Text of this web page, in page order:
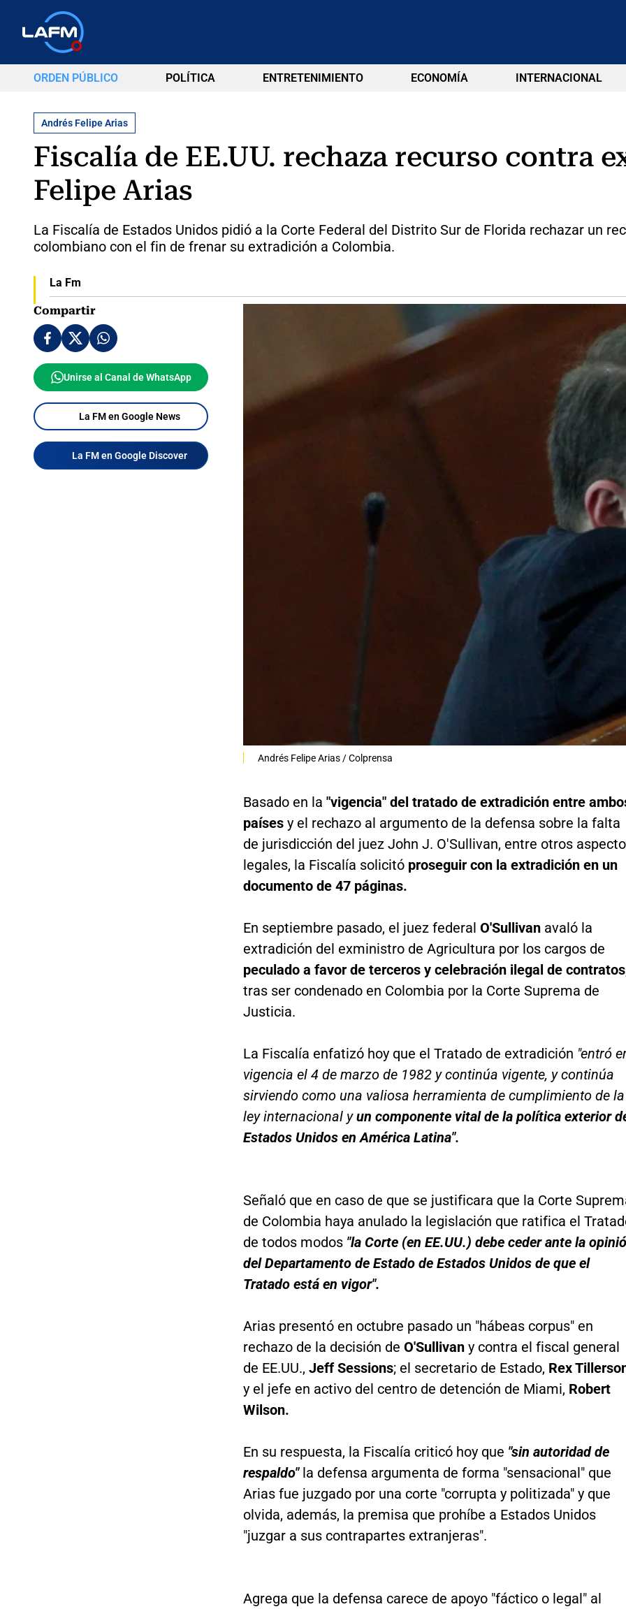
ORDEN PÚBLICO POLÍTICA ENTRETENIMIENTO ECONOMÍA INTERNACIONAL
Andrés Felipe Arias
Fiscalía de EE.UU. rechaza recurso contra
Felipe Arias
La Fiscalía de Estados Unidos pidió a la Corte Federal del Distrito Sur de Florida rechazar un
colombiano con el fin de frenar su extradición a Colombia.
La Fm
Compartir
Unirse al Canal de WhatsApp
La FM en Google News
La FM en Google Discover
Andrés Felipe Arias / Colprensa
Basado en la "vigencia" del tratado de extradición entre
paísesy el rechazo al argumento de la defensa sobre la falta
de jurisdicción del juez John J. O'Sullivan, entre otros
legales, la Fiscalía solicitó proseguir con la extradición en un
documento de 47 páginas.
En septiembre pasado, el juez federal O'Sullivanavaló la
extradición del exministro de Agricultura por los cargos de
peculado a favor de terceros y celebración ilegal de contratos
tras ser condenado en Colombia por la Corte Suprema de
Justicia.
La Fiscalía enfatizó hoy que el Tratado de extradición "entró
vigencia el 4 de marzo de 1982 y continúa vigente, y continúa
sirviendo como una valiosa herramienta de cumplimiento de la
ley internacional yun componente vital de la política exterior
Estados Unidos en América Latina".
Señaló que en caso de que se justificara que la Corte
de Colombia haya anulado la legislación que ratifica el
de todos modos"la Corte (en EE.UU.) debe ceder ante la
del Departamento de Estado de Estados Unidos de que el
Tratado está en vigor".
Arias presentó en octubre pasado un "hábeas corpus" en
rechazo de la decisión de O'Sullivany contra el fiscal general
de EE.UU., Jeff Sessions; el secretario de Estado, Rex
y el jefe en activo del centro de detención de Miami, Robert
Wilson.
En su respuesta, la Fiscalía criticó hoy que "sin autoridad de
respaldo"la defensa argumenta de forma "sensacional" que
Arias fue juzgado por una corte "corrupta y politizada" y que
olvida, además, la premisa que prohíbe a Estados Unidos
"juzgar a sus contrapartes extranjeras".
Agrega que la defensa carece de apoyo "fáctico o legal" al